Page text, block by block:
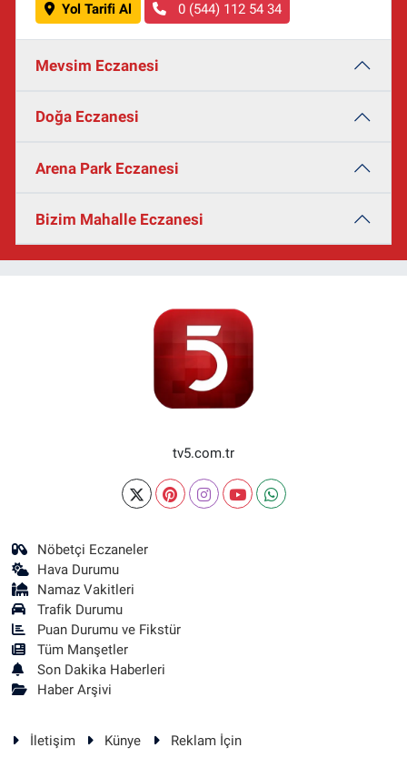
Yol Tarifi Al 0 (544) 112 54 34
Mevsim Eczanesi
Doğa Eczanesi
Arena Park Eczanesi
Bizim Mahalle Eczanesi
tv5.com.tr
Nöbetçi Eczaneler
Hava Durumu
Namaz Vakitleri
Trafik Durumu
Puan Durumu ve Fikstür
Tüm Manşetler
Son Dakika Haberleri
Haber Arşivi
İletişim Künye Reklam İçin